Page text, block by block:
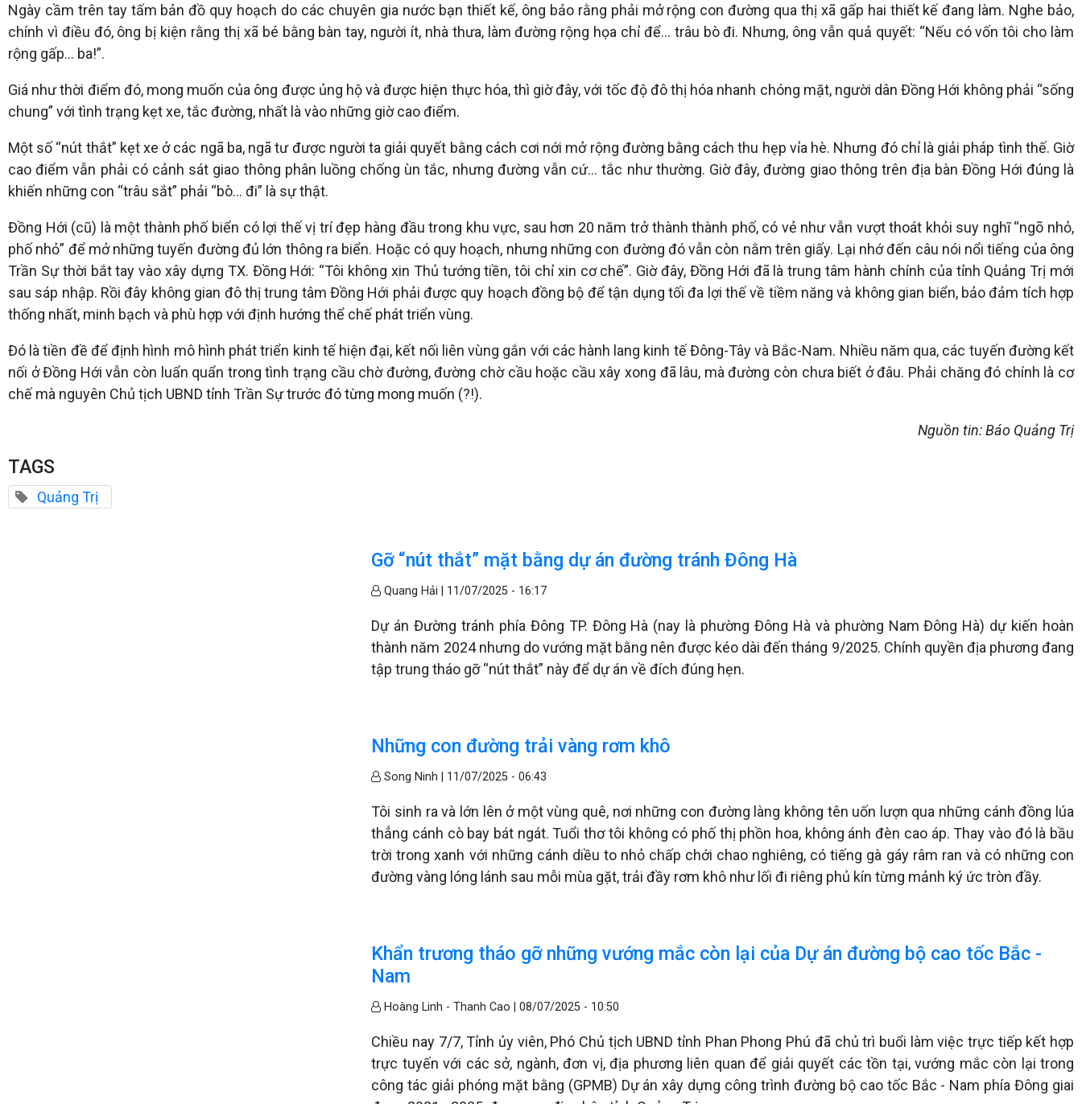
Ngày cầm trên tay tấm bản đồ quy hoạch do các chuyên gia nước bạn thiết kế, ông bảo rằng phải mở rộng con đường qua thị xã gấp hai thiết kế đang làm. Nghe bảo,
chính vì điều đó, ông bị kiện rằng thị xã bé bằng bàn tay, người ít, nhà thưa, làm đường rộng họa chỉ để... trâu bò đi. Nhưng, ông vẫn quả quyết: “Nếu có vốn tôi cho làm
rộng gấp... ba!”.
Giá như thời điểm đó, mong muốn của ông được ủng hộ và được hiện thực hóa, thì giờ đây, với tốc độ đô thị hóa nhanh chóng mặt, người dân Đồng Hới không phải “sống
chung” với tình trạng kẹt xe, tắc đường, nhất là vào những giờ cao điểm.
Một số “nút thắt” kẹt xe ở các ngã ba, ngã tư được người ta giải quyết bằng cách cơi nới mở rộng đường bằng cách thu hẹp vỉa hè. Nhưng đó chỉ là giải pháp tình thế. Giờ
cao điểm vẫn phải có cảnh sát giao thông phân luồng chống ùn tắc, nhưng đường vẫn cứ... tắc như thường. Giờ đây, đường giao thông trên địa bàn Đồng Hới đúng là
khiến những con “trâu sắt” phải “bò... đi” là sự thật.
Đồng Hới (cũ) là một thành phố biển có lợi thế vị trí đẹp hàng đầu trong khu vực, sau hơn 20 năm trở thành thành phố, có vẻ như vẫn vượt thoát khỏi suy nghĩ “ngõ nhỏ,
phố nhỏ” để mở những tuyến đường đủ lớn thông ra biển. Hoặc có quy hoạch, nhưng những con đường đó vẫn còn nằm trên giấy. Lại nhớ đến câu nói nổi tiếng của ông
Trần Sự thời bắt tay vào xây dựng TX. Đồng Hới: “Tôi không xin Thủ tướng tiền, tôi chỉ xin cơ chế”. Giờ đây, Đồng Hới đã là trung tâm hành chính của tỉnh Quảng Trị mới
sau sáp nhập. Rồi đây không gian đô thị trung tâm Đồng Hới phải được quy hoạch đồng bộ để tận dụng tối đa lợi thế về tiềm năng và không gian biển, bảo đảm tích hợp
thống nhất, minh bạch và phù hợp với định hướng thể chế phát triển vùng.
Đó là tiền đề để định hình mô hình phát triển kinh tế hiện đại, kết nối liên vùng gắn với các hành lang kinh tế Đông-Tây và Bắc-Nam. Nhiều năm qua, các tuyến đường kết
nối ở Đồng Hới vẫn còn luẩn quẩn trong tình trạng cầu chờ đường, đường chờ cầu hoặc cầu xây xong đã lâu, mà đường còn chưa biết ở đâu. Phải chăng đó chính là cơ
chế mà nguyên Chủ tịch UBND tỉnh Trần Sự trước đó từng mong muốn (?!).
Nguồn tin: Báo Quảng Trị
TAGS
Quảng Trị
Gỡ “nút thắt” mặt bằng dự án đường tránh Đông Hà
Quang Hải | 11/07/2025 - 16:17
Dự án Đường tránh phía Đông TP. Đông Hà (nay là phường Đông Hà và phường Nam Đông Hà) dự kiến hoàn
thành năm 2024 nhưng do vướng mặt bằng nên được kéo dài đến tháng 9/2025. Chính quyền địa phương đang
tập trung tháo gỡ “nút thắt” này để dự án về đích đúng hẹn.
Những con đường trải vàng rơm khô
Song Ninh | 11/07/2025 - 06:43
Tôi sinh ra và lớn lên ở một vùng quê, nơi những con đường làng không tên uốn lượn qua những cánh đồng lúa
thẳng cánh cò bay bát ngát. Tuổi thơ tôi không có phố thị phồn hoa, không ánh đèn cao áp. Thay vào đó là bầu
trời trong xanh với những cánh diều to nhỏ chấp chới chao nghiêng, có tiếng gà gáy râm ran và có những con
đường vàng lóng lánh sau mỗi mùa gặt, trải đầy rơm khô như lối đi riêng phủ kín từng mảnh ký ức tròn đầy.
Khẩn trương tháo gỡ những vướng mắc còn lại của Dự án đường bộ cao tốc Bắc -
Nam
Hoàng Linh - Thanh Cao |08/07/2025 - 10:50
Chiều nay 7/7, Tỉnh ủy viên, Phó Chủ tịch UBND tỉnh Phan Phong Phú đã chủ trì buổi làm việc trực tiếp kết hợp
trực tuyến với các sở, ngành, đơn vị, địa phương liên quan để giải quyết các tồn tại, vướng mắc còn lại trong
công tác giải phóng mặt bằng (GPMB) Dự án xây dựng công trình đường bộ cao tốc Bắc - Nam phía Đông giai